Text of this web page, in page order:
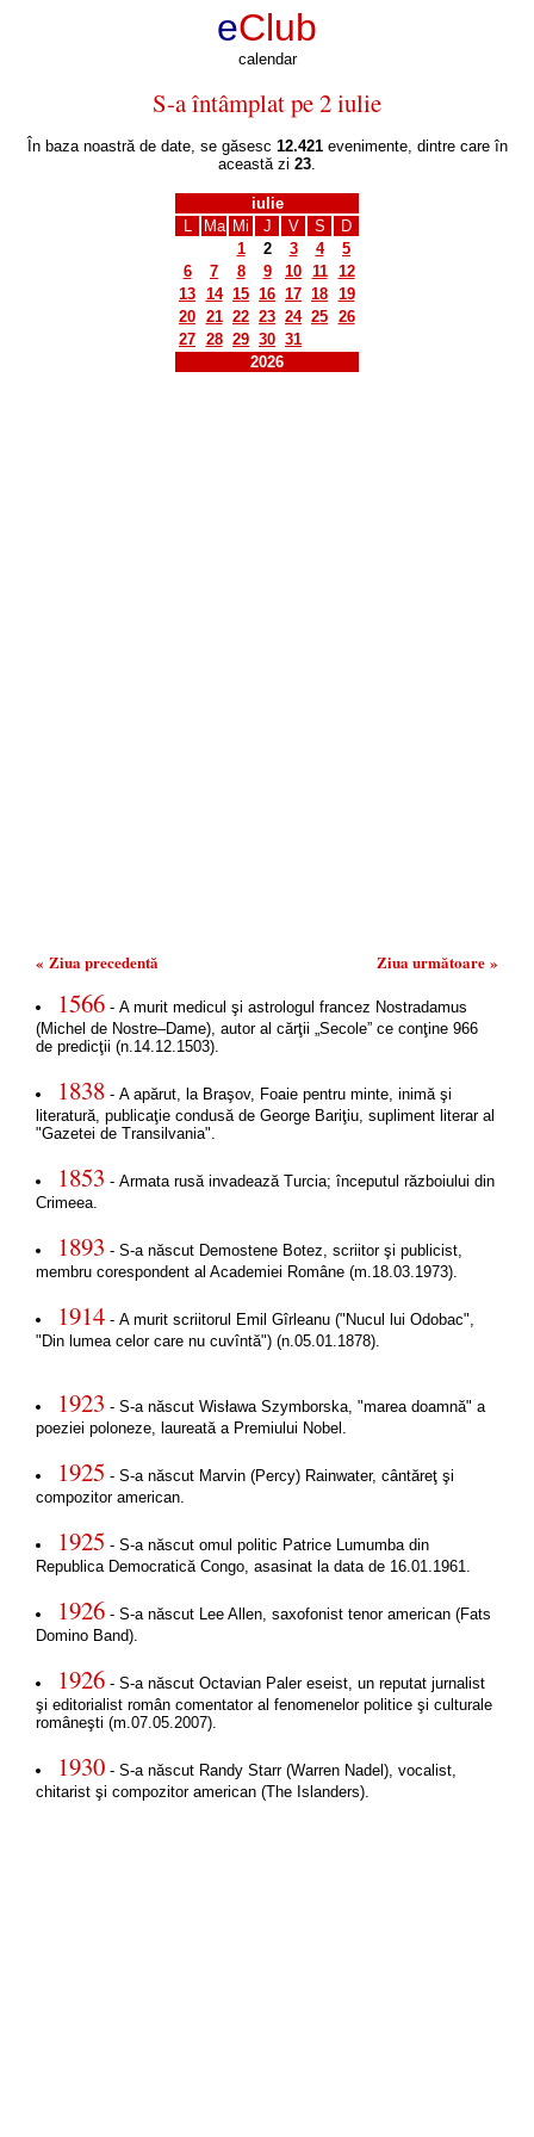
eClub
calendar
S-a întâmplat pe 2 iulie
În baza noastră de date, se găsesc 12.421evenimente, dintre care în
această zi 23.
iulie
L
Ma Mi J V S
D
1
2 3 4
5
6
7 8 9 10 11
12
13 14 15 16 17 18 19
20 21 22 23 24 25 26
27 28 29 30 31
2026
« Ziua precedentă Ziua următoare »
1566- A murit medicul şi astrologul francez Nostradamus
(Michel de Nostre–Dame), autor al cărţii „Secole” ce conţine 966
de predicţii (n.14.12.1503).
1838- A apărut, la Braşov, Foaie pentru minte, inimă şi
literatură, publicaţie condusă de George Bariţiu, supliment literar al
"Gazetei de Transilvania".
1853 - Armata rusă invadează Turcia; începutul războiului din
Crimeea.
1893 - S-a născut Demostene Botez, scriitor şi publicist,
membru corespondent al Academiei Române (m.18.03.1973).
1914- A murit scriitorul Emil Gîrleanu ("Nucul lui Odobac",
"Din lumea celor care nu cuvîntă") (n.05.01.1878).
1923 - S-a născut Wisława Szymborska, "marea doamnă" a
poeziei poloneze, laureată a Premiului Nobel.
1925 - S-a născut Marvin (Percy) Rainwater, cântăreţ şi
compozitor american.
1925 - S-a născut omul politic Patrice Lumumba din
Republica Democratică Congo, asasinat la data de 16.01.1961.
1926- S-a născut Lee Allen, saxofonist tenor american (Fats
Domino Band).
1926- S-a născut Octavian Paler eseist, un reputat jurnalist
şi editorialist român comentator al fenomenelor politice şi culturale
româneşti (m.07.05.2007).
1930- S-a născut Randy Starr (Warren Nadel), vocalist,
chitarist şi compozitor american (The Islanders).